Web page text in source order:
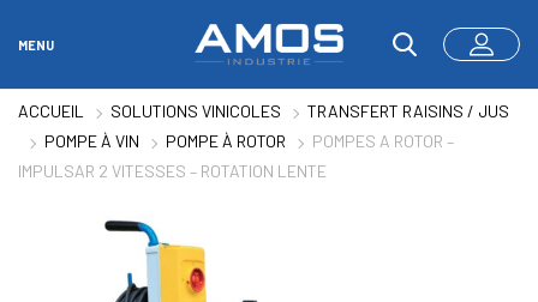
MENU
ACCUEIL SOLUTIONS VINICOLES
TRANSFERT RAISINS / JUS
POMPE À VIN
POMPE À ROTOR
POMPES A ROTOR –
IMPULSAR 2 VITESSES – ROTATION LENTE